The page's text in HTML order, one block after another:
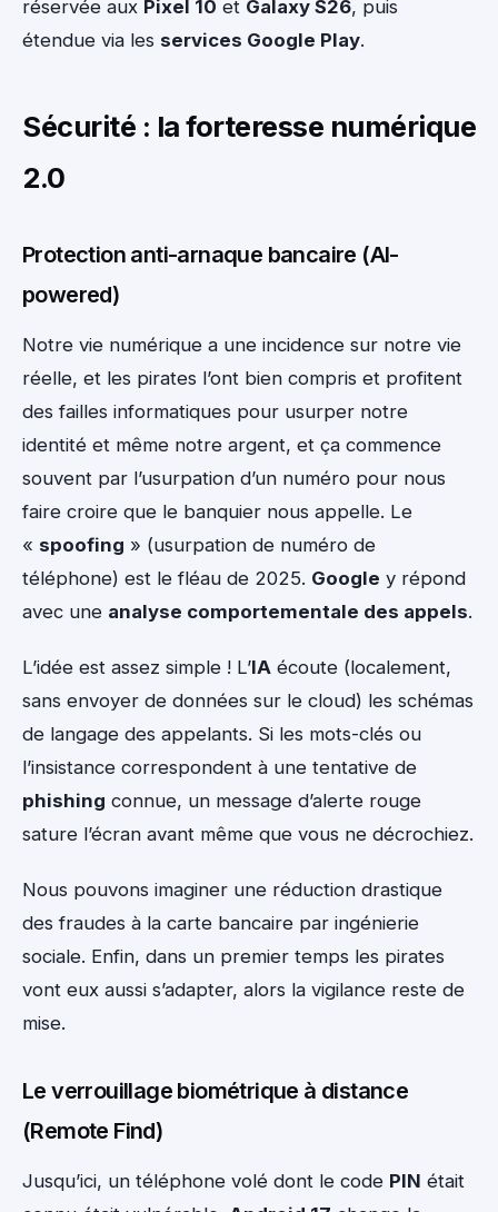
réservée aux Pixel 10 et Galaxy S26, puis
étendue via les services Google Play.
Sécurité : la forteresse numérique
2.0
Protection anti-arnaque bancaire (AI-
powered)
Notre vie numérique a une incidence sur notre vie
réelle, et les pirates l’ont bien compris et profitent
des failles informatiques pour usurper notre
identité et même notre argent, et ça commence
souvent par l’usurpation d’un numéro pour nous
faire croire que le banquier nous appelle. Le
« spoofing » (usurpation de numéro de
téléphone) est le fléau de 2025. Google y répond
avec une analyse comportementale des appels.
L’idée est assez simple ! L’IA écoute (localement,
sans envoyer de données sur le cloud) les schémas
de langage des appelants. Si les mots-clés ou
l’insistance correspondent à une tentative de
phishing connue, un message d’alerte rouge
sature l’écran avant même que vous ne décrochiez.
Nous pouvons imaginer une réduction drastique
des fraudes à la carte bancaire par ingénierie
sociale. Enfin, dans un premier temps les pirates
vont eux aussi s’adapter, alors la vigilance reste de
mise.
Le verrouillage biométrique à distance
(Remote Find)
Jusqu’ici, un téléphone volé dont le code PIN était